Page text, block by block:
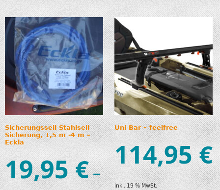
Sicherungsseil Stahlseil
Sicherung, 1,5 m -4 m –
Eckla
19,95€–
Uni Bar – feelfree
114,95€
inkl. 19 % MwSt.